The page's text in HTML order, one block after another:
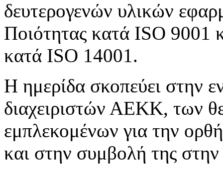
δευτερογενών υλικών
Ποιότητας κατά ISO 9001
κατά ΙSO 14001.
Η ημερίδα σκοπεύει στην
διαχειριστών ΑΕΚΚ, των
εμπλεκομένων για την
και στην συμβολή της